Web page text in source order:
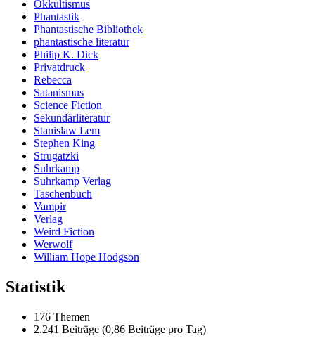
Okkultismus
Phantastik
Phantastische Bibliothek
phantastische literatur
Philip K. Dick
Privatdruck
Rebecca
Satanismus
Science Fiction
Sekundärliteratur
Stanislaw Lem
Stephen King
Strugatzki
Suhrkamp
Suhrkamp Verlag
Taschenbuch
Vampir
Verlag
Weird Fiction
Werwolf
William Hope Hodgson
Statistik
176 Themen
2.241 Beiträge (0,86 Beiträge pro Tag)